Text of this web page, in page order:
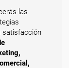
las
satisfacción